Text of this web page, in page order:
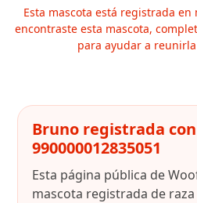
Esta mascota está registrada en
encontraste esta mascota,
para ayudar a
Bruno registrada
990000012835051
Esta página pública de
mascota registrada de